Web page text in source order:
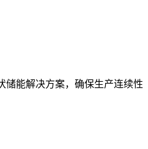
储能解决方案，确保生产连续性